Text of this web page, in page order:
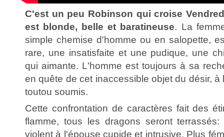
C'est un peu Robinson qui croise
est blonde, belle et baratineuse. La
simple chemise d'homme ou en salopette,
rare, une insatisfaite et une pudique, une
qui aimante. L'homme est toujours à sa
en quête de cet inaccessible objet du désir,
toutou soumis.
Cette confrontation de caractères fait des
flamme, tous les dragons seront
violent à l'épouse cupide et intrusive. Plus